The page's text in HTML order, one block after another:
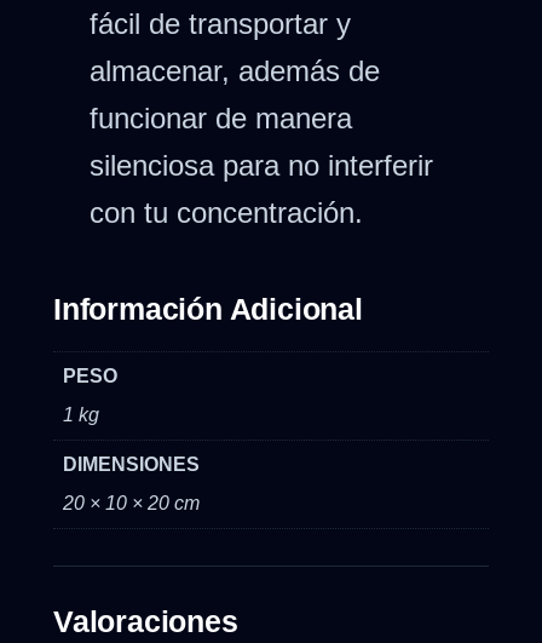
fácil de transportar y
almacenar, además de
funcionar de manera
silenciosa para no interferir
con tu concentración.
Información Adicional
PESO
1 kg
DIMENSIONES
20 × 10 × 20 cm
Valoraciones